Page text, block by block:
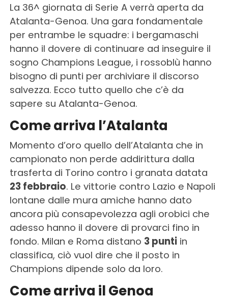
La 36^ giornata di Serie A verrà aperta da
Atalanta-Genoa. Una gara fondamentale
per entrambe le squadre: i bergamaschi
hanno il dovere di continuare ad inseguire il
sogno Champions League, i rossoblù hanno
bisogno di punti per archiviare il discorso
salvezza. Ecco tutto quello che c’è da
sapere su Atalanta-Genoa.
Come arriva l’Atalanta
Momento d’oro quello dell’Atalanta che in
campionato non perde addirittura dalla
trasferta di Torino contro i granata datata
23 febbraio. Le vittorie contro Lazio e Napoli
lontane dalle mura amiche hanno dato
ancora più consapevolezza agli orobici che
adesso hanno il dovere di provarci fino in
fondo. Milan e Roma distano 3 puntiin
classifica, ciò vuol dire che il posto in
Champions dipende solo da loro.
Come arriva il Genoa